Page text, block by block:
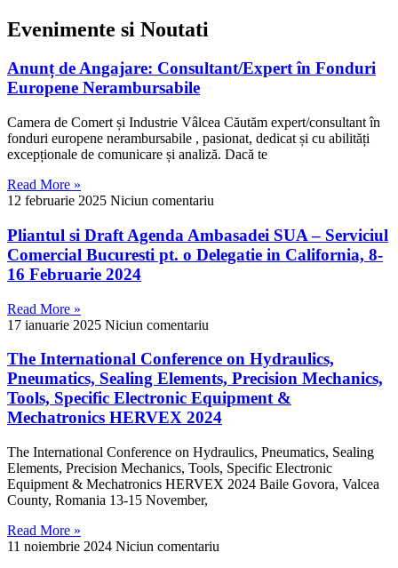
Evenimente si Noutati
Anunț de Angajare: Consultant/Expert în Fonduri
Europene Nerambursabile
Camera de Comert și Industrie Vâlcea Căutăm expert/consultant în
fonduri europene nerambursabile , pasionat, dedicat și cu abilități
excepționale de comunicare și analiză. Dacă te
Read More »
12 februarie 2025 Niciun comentariu
Pliantul si Draft Agenda Ambasadei SUA – Serviciul
Comercial Bucuresti pt. o Delegatie in California, 8-
16 Februarie 2024
Read More »
17 ianuarie 2025 Niciun comentariu
The International Conference on Hydraulics,
Pneumatics, Sealing Elements, Precision Mechanics,
Tools, Specific Electronic Equipment &
Mechatronics HERVEX 2024
The International Conference on Hydraulics, Pneumatics, Sealing
Elements, Precision Mechanics, Tools, Specific Electronic
Equipment & Mechatronics HERVEX 2024 Baile Govora, Valcea
County, Romania 13-15 November,
Read More »
11 noiembrie 2024 Niciun comentariu